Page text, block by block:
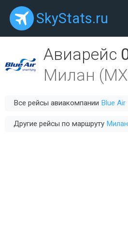
SkyStats.ru
Авиарейс
Милан
Все рейсы авиакомпании Blue Air
Другие рейсы по маршруту